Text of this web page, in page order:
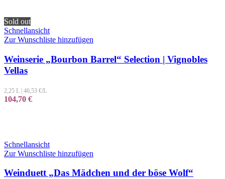
Sold out
Schnellansicht
Zur Wunschliste hinzufügen
Weinserie „Bourbon Barrel“ Selection | Vignobles
Vellas
2,25 L | 46,53 €/L
104,70 €
Schnellansicht
Zur Wunschliste hinzufügen
Weinduett „Das Mädchen und der böse Wolf“